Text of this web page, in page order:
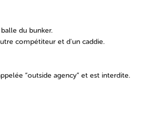
du bunker.
compétiteur et d'un caddie.
“outside agency” et est interdite.